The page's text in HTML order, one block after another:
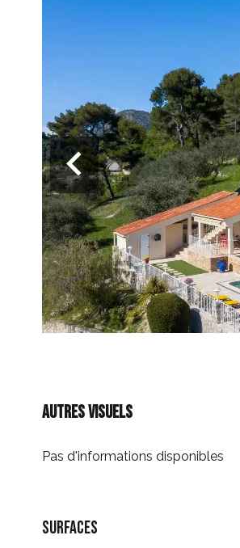
Autres visuels
Pas d'informations disponibles
Surfaces